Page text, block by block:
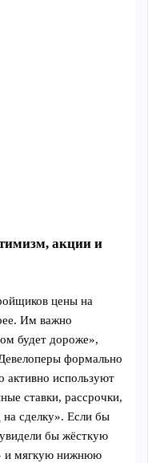
акции и
цены на
Им важно
будет дороже»,
формально
активно используют
ставки, рассрочки,
сделку». Если бы
бы жёсткую
и мягкую нижнюю